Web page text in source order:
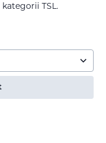
TSL.